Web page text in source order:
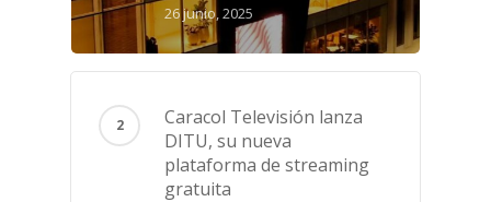
26 junio, 2025
Caracol Televisión lanza
DITU, su nueva
plataforma de streaming
gratuita